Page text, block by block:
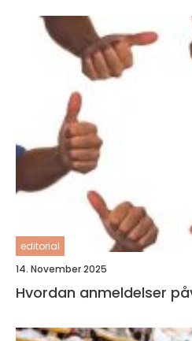
editorial
14. November 2025
Hvordan anmeldelser